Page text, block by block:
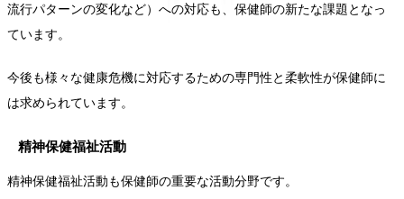
流行パターンの変化など）への対応も、保健師の新たな課題となっ
ています。
今後も様々な健康危機に対応するための専門性と柔軟性が保健師に
は求められています。
精神保健福祉活動
精神保健福祉活動も保健師の重要な活動分野です。